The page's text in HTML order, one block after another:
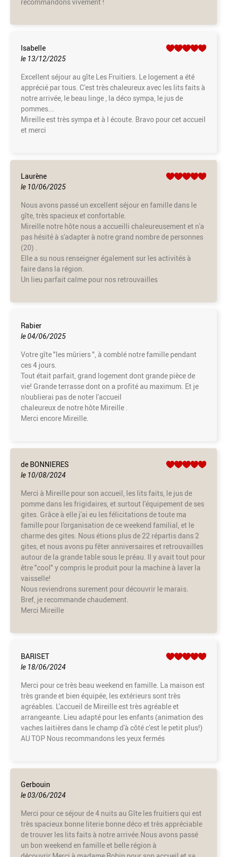
recommandons vivement !
Isabelle
le 13/12/2025
Excellent séjour au gîte Les Fruitiers. Le logement a été
apprécié par tous. C'est très chaleureux avec les lits faits à
notre arrivée, le beau linge , la déco sympa, le jus de
pommes...
Mireille est très sympa et à l écoute. Bravo pour cet accueil
et merci
Laurène
le 10/06/2025
Nous avons passé un excellent séjour en famille dans le
gîte, très spacieux et confortable.
Mireille notre hôte nous a accueilli chaleureusement et n'a
pas hésité à s'adapter à notre grand nombre de personnes
(20) .
Elle a su nous renseigner également sur les activités à
faire dans la région.
Un lieu parfait calme pour nos retrouvailles
Rabier
le 04/06/2025
Votre gîte "les mûriers ", à comblé notre famille pendant
ces 4 jours.
Tout était parfait, grand logement dont grande pièce de
vie! Grande terrasse dont on a profité au maximum. Et je
n'oublierai pas de noter l'accueil
chaleureux de notre hôte Mireille .
Merci encore Mireille.
de BONNIERES
le 10/08/2024
Merci à Mireille pour son accueil, les lits faits, le jus de
pomme dans les frigidaires, et surtout l'équipement de ses
gites. Grâce à elle j'ai eu les félicitations de toute ma
famille pour l'organisation de ce weekend familial, et le
charme des gites. Nous étions plus de 22 répartis dans 2
gites, et nous avons pu fêter anniversaires et retrouvailles
autour de la grande table sous le préau. Il y avait tout pour
être "cool" y compris le produit pour la machine à laver la
vaisselle!
Nous reviendrons surement pour découvrir le marais.
Bref, je recommande chaudement.
Merci Mireille
BARISET
le 18/06/2024
Merci pour ce très beau weekend en famille. La maison est
très grande et bien équipée, les extérieurs sont très
agréables. L'accueil de Mireille est très agréable et
arrangeante. Lieu adapté pour les enfants (animation des
vaches laitières dans le champ d'à côté c'est le petit plus!)
AU TOP Nous recommandons les yeux fermés
Gerbouin
le 03/06/2024
Merci pour ce séjour de 4 nuits au Gîte les fruitiers qui est
très spacieux bonne literie bonne déco et très appréciable
de trouver les lits faits à notre arrivée.Nous avons passé
un bon weekend en famille et belle région à